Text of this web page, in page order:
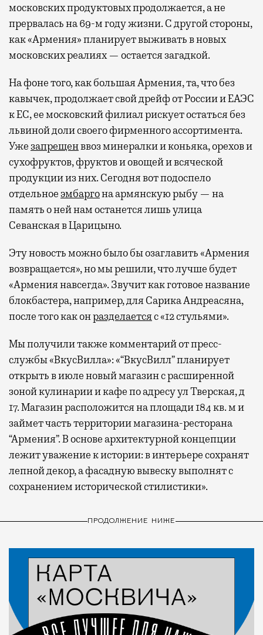
московских продуктовых продолжается, а не
прервалась на 69-м году жизни. С другой стороны,
как «Армения» планирует выживать в новых
московских реалиях — остается загадкой.
На фоне того, как большая Армения, та, что без
кавычек, продолжает свой дрейф от России и ЕАЭС
к ЕС, ее московский филиал рискует остаться без
львиной доли своего фирменного ассортимента.
Уже запрещенввоз минералки и коньяка, орехов и
сухофруктов, фруктов и овощей и всяческой
продукции из них. Сегодня вот подоспело
отдельноеэмбаргона армянскую рыбу — на
память о ней нам останется лишь улица
Севанская в Царицыно.
Эту новость можно было бы озаглавить «Армения
возвращается», но мы решили, что лучше будет
«Армения навсегда». Звучит как готовое название
блокбастера, например, для Сарика Андреасяна,
после того как онразделаетсяс «12 стульями».
Мы получили также комментарий от пресс-
службы «ВкусВилла»: «“ВкусВилл” планирует
открыть в июле новый магазин с расширенной
зоной кулинарии и кафе по адресу ул Тверская, д
17. Магазин расположится на площади 184 кв. м и
займет часть территории магазина-ресторана
“Армения”. В основе архитектурной концепции
лежит уважение к истории: в интерьере сохранят
лепной декор, а фасадную вывеску выполнят с
сохранением исторической стилистики».
ПРОДОЛЖЕНИЕ НИЖЕ